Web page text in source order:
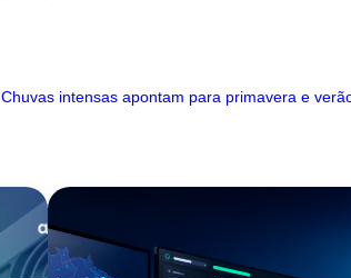
Chuvas intensas apontam para primavera e